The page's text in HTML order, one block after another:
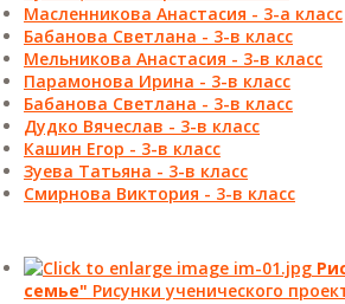
Масленникова Анастасия - 3-а класс
Бабанова Светлана - 3-в класс
Мельникова Анастасия - 3-в класс
Парамонова Ирина - 3-в класс
Бабанова Светлана - 3-в класс
Дудко Вячеслав - 3-в класс
Кашин Егор - 3-в класс
Зуева Татьяна - 3-в класс
Смирнова Виктория - 3-в класс
семье" Рисунки ученического